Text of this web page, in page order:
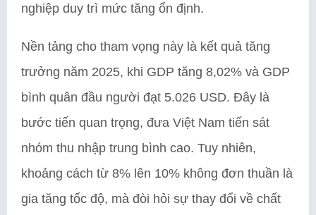
nghiệp duy trì mức tăng ổn định.
Nền tảng cho tham vọng này là kết quả tăng
trưởng năm 2025, khi GDP tăng 8,02% và GDP
bình quân đầu người đạt 5.026 USD. Đây là
bước tiến quan trọng, đưa Việt Nam tiến sát
nhóm thu nhập trung bình cao. Tuy nhiên,
khoảng cách từ 8% lên 10% không đơn thuần là
gia tăng tốc độ, mà đòi hỏi sự thay đổi về chất